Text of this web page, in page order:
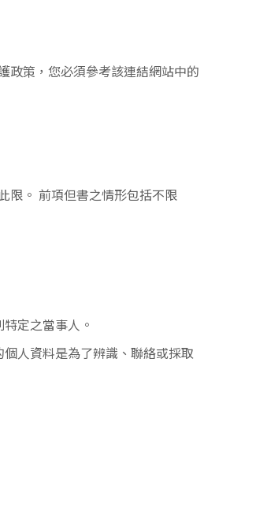
政策，您必須參考該連結網站中的
限。 前項但書之情形包括不限
定之當事人。
人資料是為了辨識、聯絡或採取